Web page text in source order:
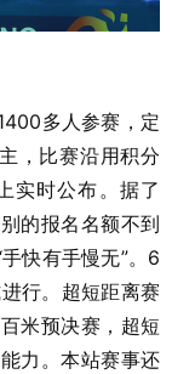
多人参赛，定
，比赛沿用积分
实时公布。据了
的报名名额不到
快有手慢无”。6
行。超短距离赛
米预决赛，超短
力。本站赛事还